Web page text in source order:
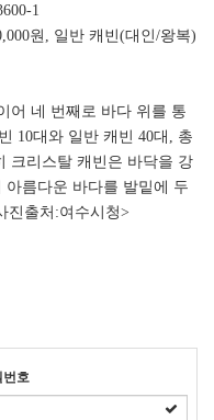
1
원 일반 캐빈 (대인 /왕복)
어 네 번째로 바다 위를 통
10대와 일반 캐빈 40대
총
크리스탈 캐빈은 바닥을 강
름다운 바다를 발밑에 두
진출처:여수시청>
번호